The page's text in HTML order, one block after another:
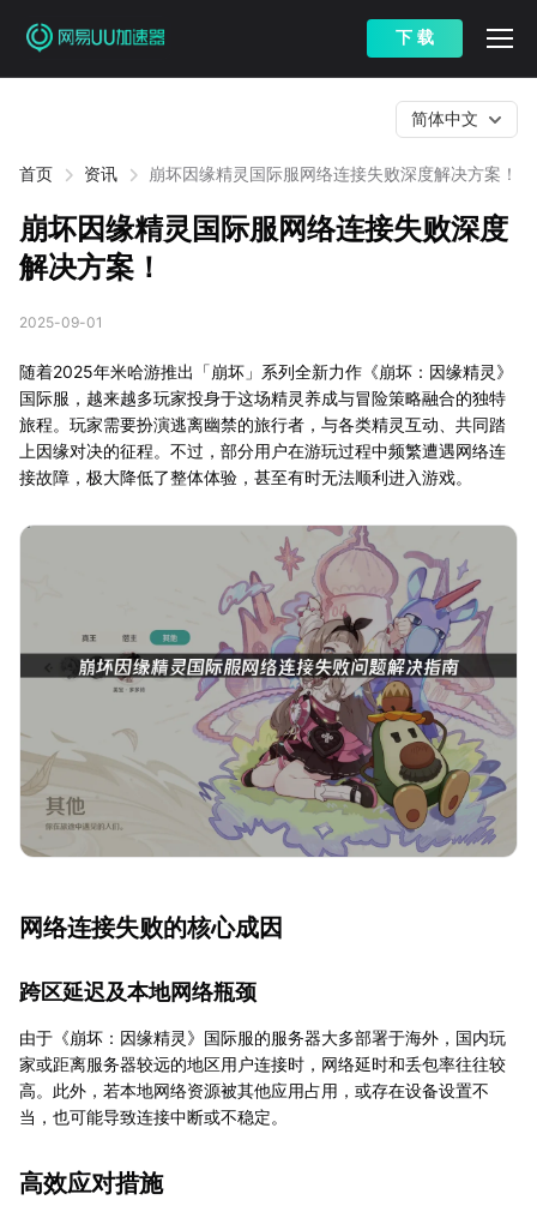
下 载
首页 资讯 崩坏因缘精灵国际服网络连接失败深度解决方案！
简体中文
崩坏因缘精灵国际服网络连接失败深度
解决方案！
2025-09-01
随着2025年米哈游推出「崩坏」系列全新力作《崩坏：因缘精灵》
国际服，越来越多玩家投身于这场精灵养成与冒险策略融合的独特
旅程。玩家需要扮演逃离幽禁的旅行者，与各类精灵互动、共同踏
上因缘对决的征程。不过，部分用户在游玩过程中频繁遭遇网络连
接故障，极大降低了整体体验，甚至有时无法顺利进入游戏。
网络连接失败的核心成因
跨区延迟及本地网络瓶颈
由于《崩坏：因缘精灵》国际服的服务器大多部署于海外，国内玩
家或距离服务器较远的地区用户连接时，网络延时和丢包率往往较
高。此外，若本地网络资源被其他应用占用，或存在设备设置不
当，也可能导致连接中断或不稳定。
高效应对措施